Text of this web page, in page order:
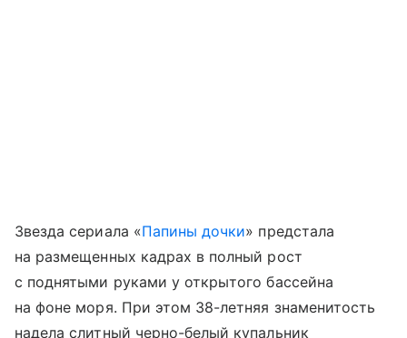
Звезда сериала «Папины дочки» предстала
на размещенных кадрах в полный рост
с поднятыми руками у открытого бассейна
на фоне моря. При этом 38-летняя знаменитость
надела слитный черно-белый купальник